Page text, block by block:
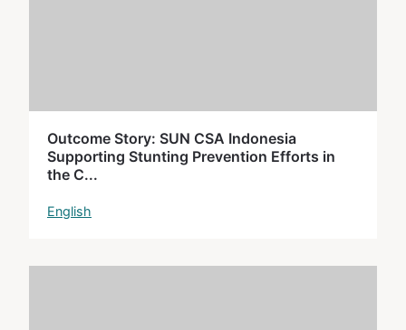
Outcome Story: SUN CSA Indonesia
Supporting Stunting Prevention Efforts in
the C...
English